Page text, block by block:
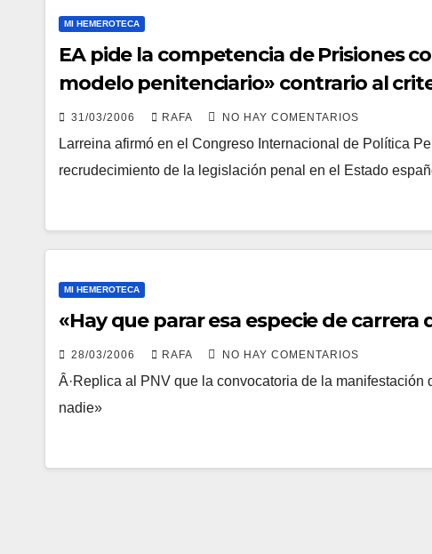
MI HEMEROTECA
EA pide la competencia de Prisiones
modelo penitenciario» contrario al
31/03/2006 RAFA NO HAY COMENTARIOS
Larreina afirmó en el Congreso Internacional de Polí­tica
recrudecimiento de la legislación penal en el Estado
MI HEMEROTECA
«Hay que parar esa especie de carrera
28/03/2006 RAFA NO HAY COMENTARIOS
Â·Replica al PNV que la convocatoria de la
nadie»